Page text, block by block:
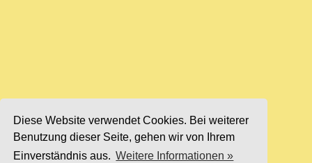
Diese Website verwendet Cookies. Bei weiterer
Benutzung dieser Seite, gehen wir von Ihrem
Einverständnis aus. Weitere Informationen »